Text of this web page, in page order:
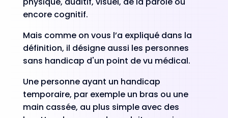
encore cognitif.
Mais comme on vous l’a expliqué dans la
définition, il désigne aussi les personnes
sans handicap d'un point de vu médical.
Une personne ayant un handicap
temporaire, par exemple un bras ou une
main cassée, au plus simple avec des